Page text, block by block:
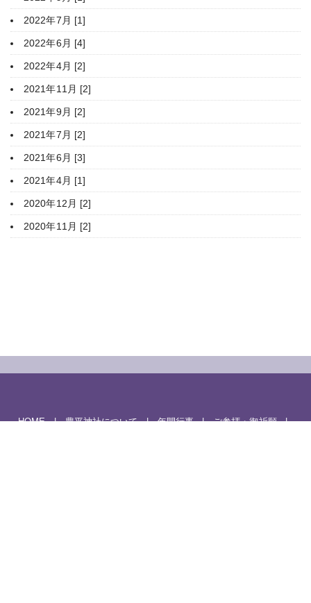
2022年7月 [1]
2022年6月 [4]
2022年4月 [2]
2021年11月 [2]
2021年9月 [2]
2021年7月 [2]
2021年6月 [3]
2021年4月 [1]
2020年12月 [2]
2020年11月 [2]
HOME 豊平神社について 年間行事
ご参拝・御祈願